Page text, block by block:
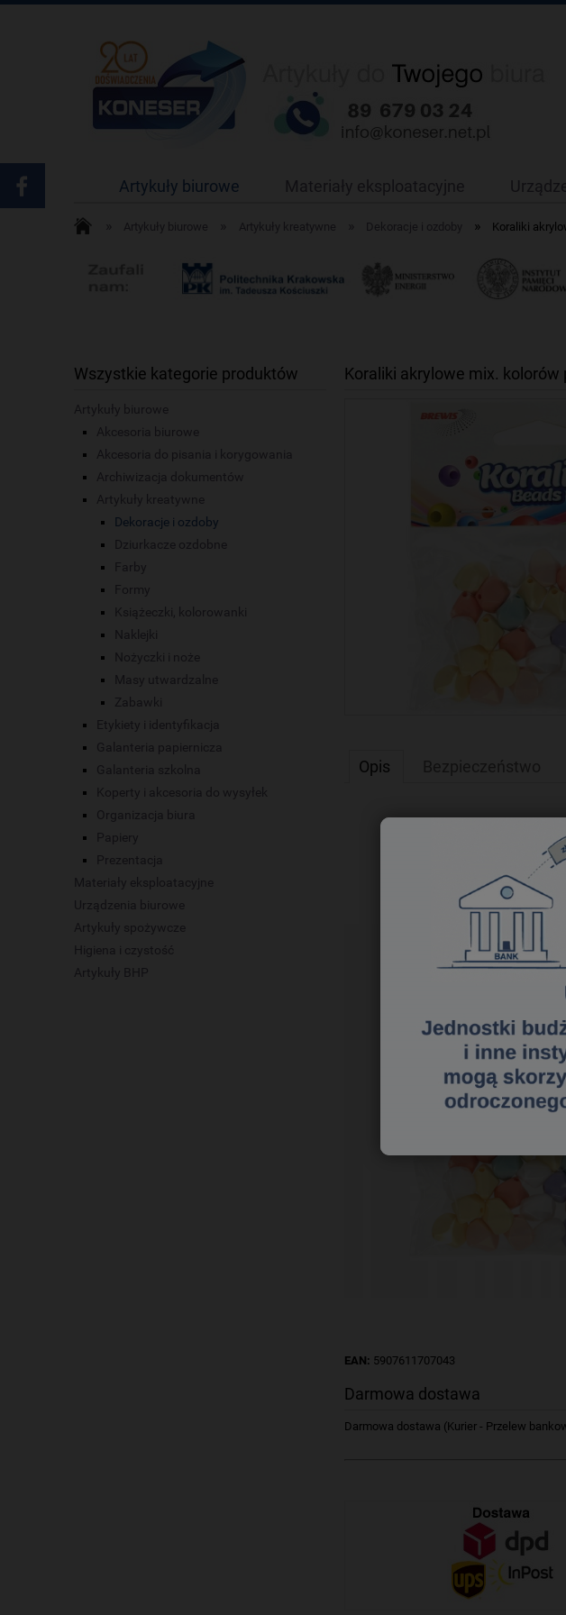
Artykuły biurowe Materiały eksploatacyjne
Artykuły biurowe Artykuły kreatywne Dekoracje i ozdoby » Koraliki
Wszystkie kategorie produktów
Artykuły biurowe
Akcesoria biurowe
Akcesoria do pisania i korygowania
Archiwizacja dokumentów
Artykuły kreatywne
Dekoracje i ozdoby
Dziurkacze ozdobne
Farby
Formy
Książeczki, kolorowanki
Naklejki
Nożyczki i noże
Masy utwardzalne
Zabawki
Etykiety i identyfikacja
Galanteria papiernicza
Galanteria szkolna
Koperty i akcesoria do wysyłek
Organizacja biura
Papiery
Prezentacja
Materiały eksploatacyjne
Urządzenia biurowe
Artykuły spożywcze
Higiena i czystość
Artykuły BHP
Koraliki akrylowe mix. kolorów
Opis
EAN: 5907611707043
Darmowa dostawa
Darmowa dostawa (Kurier - Przelew